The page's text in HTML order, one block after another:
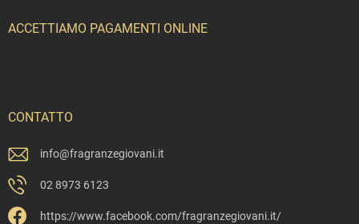
ACCETTIAMO PAGAMENTI ONLINE
CONTATTO
info@fragranzegiovani.it
02 8973 6123
https://www.facebook.com/fragranzegiovani.it/